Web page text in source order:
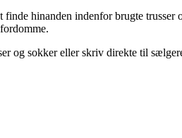
hinanden indenfor brugte trusser
og sokker eller skriv direkte til